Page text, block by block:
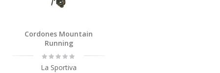
Cordones Mountain
Running
Rating:
La Sportiva